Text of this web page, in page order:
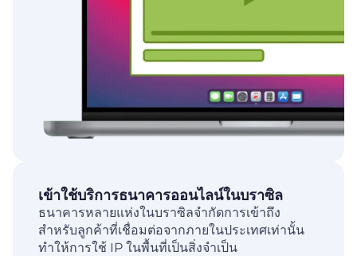
เข้าใช้บริการธนาคารออนไลน์ในบราซิล
ธนาคารหลายแห่งในบราซิลจำกัดการเข้าถึง
สำหรับลูกค้าที่เชื่อมต่อจากภายในประเทศเท่านั้น
ทำให้การใช้ IP ในพื้นที่เป็นสิ่งจำเป็น